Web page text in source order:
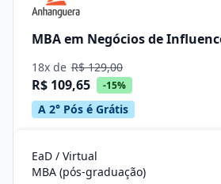
MBA em Negócios de
18x de R$ 129,00
R$ 109,65 -15%
A 2° Pós é Grátis
EaD / Virtual
MBA (pós-graduação)